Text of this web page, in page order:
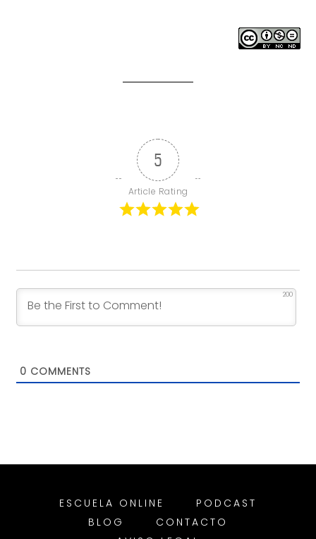
5
Article Rating
200
0 COMMENTS
ESCUELA ONLINE
PODCAST
BLOG
CONTACTO